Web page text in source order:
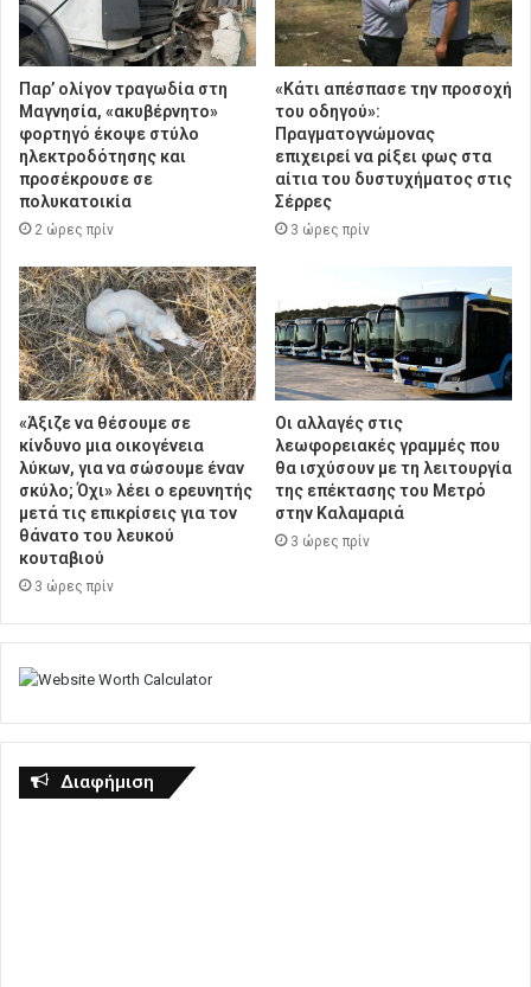
Παρ’ ολίγον τραγωδία στη
Μαγνησία, «ακυβέρνητο»
φορτηγό έκοψε στύλο
ηλεκτροδότησης και
προσέκρουσε σε
πολυκατοικία
2 ώρες πρίν
«Κάτι απέσπασε την προσοχή
του οδηγού»:
Πραγματογνώμονας
επιχειρεί να ρίξει φως στα
αίτια του δυστυχήματος στις
Σέρρες
3 ώρες πρίν
«Άξιζε να θέσουμε σε
κίνδυνο μια οικογένεια
λύκων, για να σώσουμε έναν
σκύλο; Όχι» λέει ο ερευνητής
μετά τις επικρίσεις για τον
θάνατο του λευκού
κουταβιού
3 ώρες πρίν
Οι αλλαγές στις
λεωφορειακές γραμμές που
θα ισχύσουν με τη λειτουργία
της επέκτασης του Μετρό
στην Καλαμαριά
3 ώρες πρίν
Διαφήμιση